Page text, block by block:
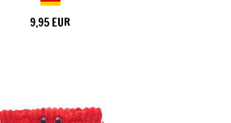
9,95 EUR